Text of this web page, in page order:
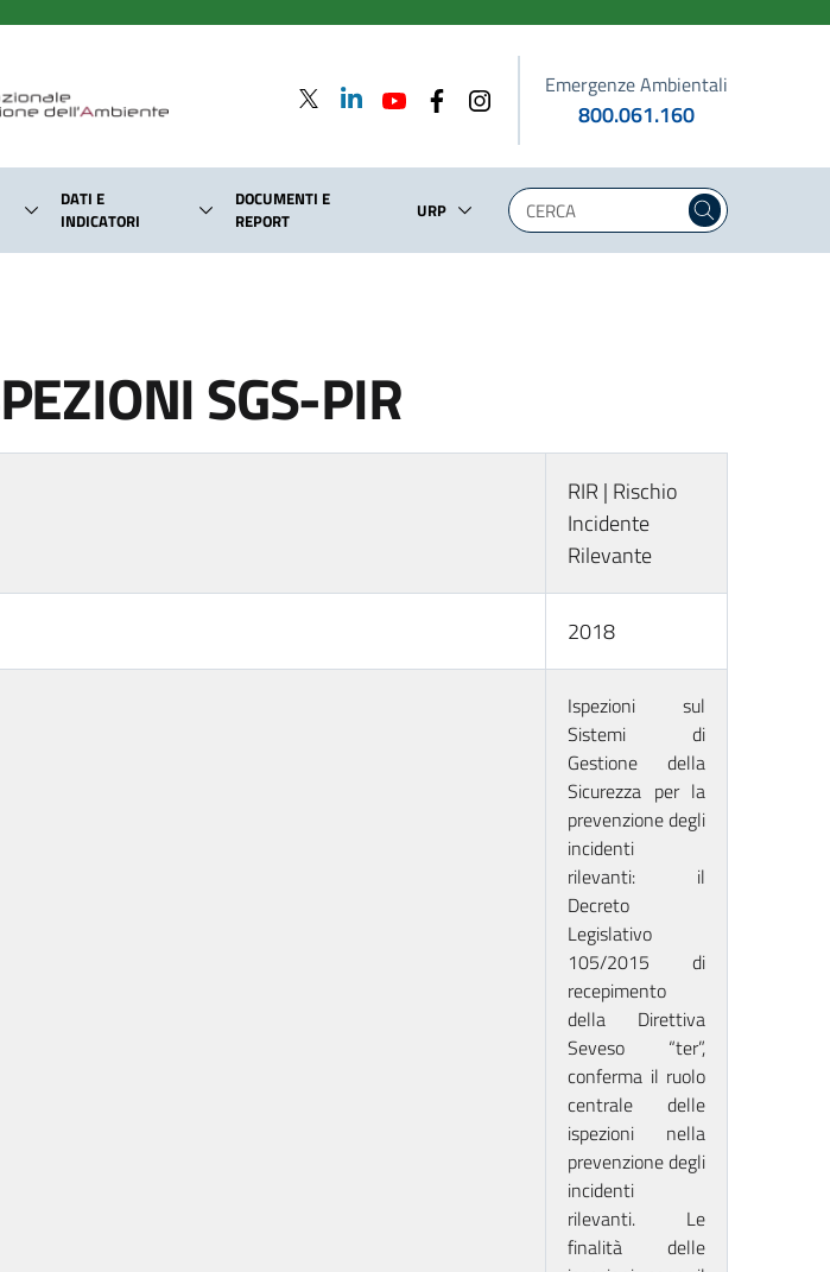
Emergenze Ambientali
800.061.160
DATI E
INDICATORI
DOCUMENTI E
REPORT
URP
SGS-PIR
RIR | Rischio
Incidente
Rilevante
2018
Ispezioni sul
Sistemi di
Gestione della
Sicurezza per la
prevenzione degli
incidenti
rilevanti: il
Decreto
Legislativo
105/2015 di
recepimento
della Direttiva
Seveso “ter”,
conferma il ruolo
centrale delle
ispezioni nella
prevenzione degli
incidenti
rilevanti. Le
finalità delle